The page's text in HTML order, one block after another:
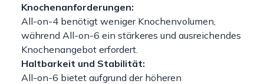
Knochenanforderungen:
All-on-4 benötigt weniger Knochenvolumen,
während All-on-6 ein stärkeres und ausreichendes
Knochenangebot erfordert.
Haltbarkeit und Stabilität:
All-on-6 bietet aufgrund der höheren